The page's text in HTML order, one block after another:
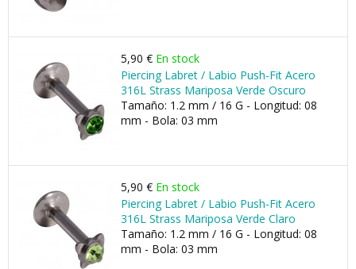
5,90 € En stock
Piercing Labret / Labio Push-Fit Acero
316L Strass Mariposa Verde Oscuro
Tamaño: 1.2 mm / 16 G - Longitud: 08
mm - Bola: 03 mm
5,90 € En stock
Piercing Labret / Labio Push-Fit Acero
316L Strass Mariposa Verde Claro
Tamaño: 1.2 mm / 16 G - Longitud: 08
mm - Bola: 03 mm